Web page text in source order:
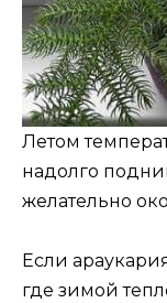
Летом
надолго
желательно
Если
где зимой